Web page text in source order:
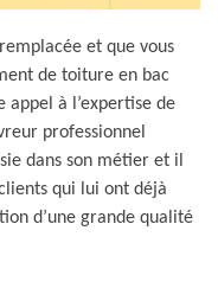
et que vous
de toiture en bac
appel à l’expertise de
professionnel
dans son métier et il
qui lui ont déjà
d’une grande qualité